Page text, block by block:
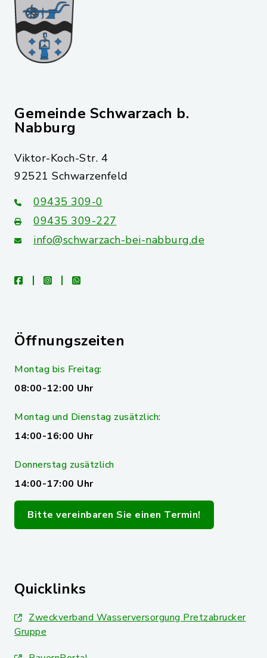
Gemeinde Schwarzach b.
Nabburg
Viktor-Koch-Str. 4
92521 Schwarzenfeld
09435 309-0
09435 309-227
info@schwarzach-bei-nabburg.de
facebookinstagramwhatsapp
Öffnungszeiten
Montag bis Freitag:
08:00-12:00 Uhr
Montag und Dienstag zusätzlich:
14:00-16:00 Uhr
Donnerstag zusätzlich
14:00-17:00 Uhr
Bitte vereinbaren Sie einen Termin!
Quicklinks
Zweckverband Wasserversorgung Pretzabrucker
Gruppe